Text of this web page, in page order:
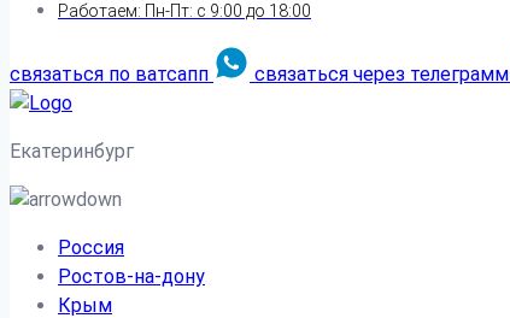
Работаем: Пн-Пт: с 9:00 до 18:00
связаться по ватсапп связаться через телеграмм
Екатеринбург
Россия
Ростов-на-дону
Крым